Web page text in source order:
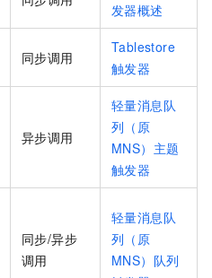
发器概述
同步调用
Tablestore
触发器
异步调用
轻量消息队
列（原
MNS）主题
触发器
同步/异步
调用
轻量消息队
列（原
MNS）队列